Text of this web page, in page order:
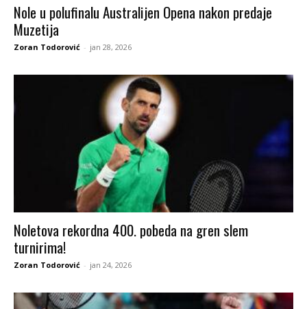
Nole u polufinalu Australijen Opena nakon predaje
Muzetija
Zoran Todorović - jan 28, 2026
Noletova rekordna 400. pobeda na gren slem
turnirima!
Zoran Todorović - jan 24, 2026